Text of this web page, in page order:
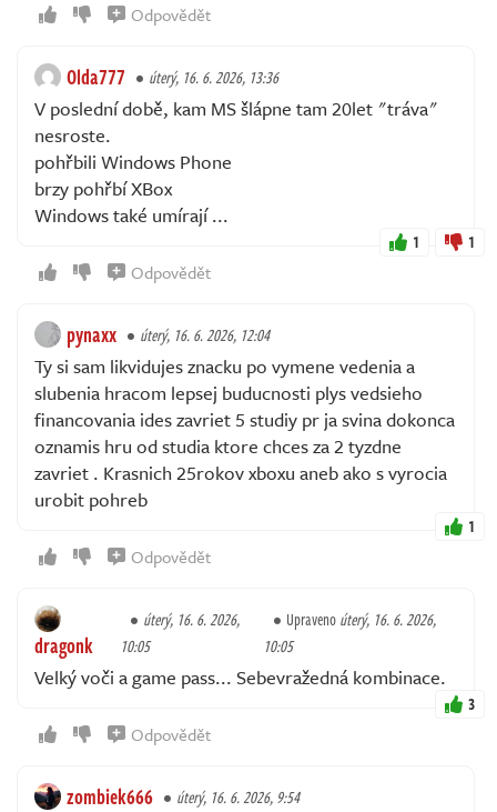
Odpovědět
Olda777 úterý, 16. 6. 2026, 13:36
V poslední době, kam MS šlápne tam 20let "tráva"
nesroste.
pohřbili Windows Phone
brzy pohřbí XBox
Windows také umírají ...
1 1
Odpovědět
pynaxx úterý, 16. 6. 2026, 12:04
Ty si sam likvidujes znacku po vymene vedenia a
slubenia hracom lepsej buducnosti plys vedsieho
financovania ides zavriet 5 studiy pr ja svina dokonca
oznamis hru od studia ktore chces za 2 tyzdne
zavriet . Krasnich 25rokov xboxu aneb ako s vyrocia
urobit pohreb
1
Odpovědět
dragonk
úterý, 16. 6. 2026,
10:05
Upravenoúterý, 16. 6. 2026,
10:05
Velký voči a game pass... Sebevražedná kombinace.
3
Odpovědět
zombiek666 úterý, 16. 6. 2026, 9:54